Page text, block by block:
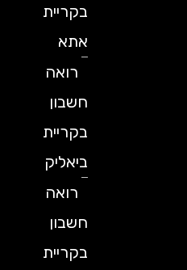
בקריית
אתא
רואה
חשבון
בקריית
ביאליק
רואה
חשבון
בקריית